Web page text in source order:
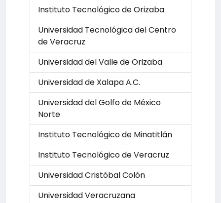
Instituto Tecnológico de Orizaba
Universidad Tecnológica del Centro
de Veracruz
Universidad del Valle de Orizaba
Universidad de Xalapa A.C.
Universidad del Golfo de México
Norte
Instituto Tecnológico de Minatitlán
Instituto Tecnológico de Veracruz
Universidad Cristóbal Colón
Universidad Veracruzana